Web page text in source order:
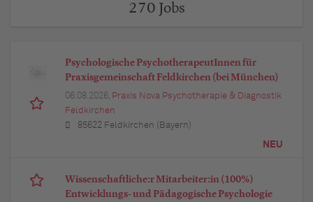
270 Jobs
Psychologische PsychotherapeutInnen für
Praxisgemeinschaft Feldkirchen (bei München)
06.08.2026, Praxis Nova Psychotherapie & Diagnostik
Feldkirchen
85622 Feldkirchen (Bayern)
NEU
Wissenschaftliche:r Mitarbeiter:in (100%)
Entwicklungs- und Pädagogische Psychologie